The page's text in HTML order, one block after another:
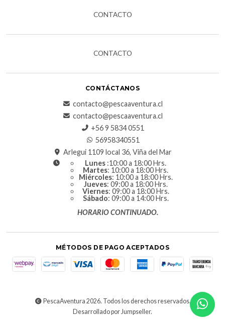
CONTACTO
CONTACTO
CONTÁCTANOS
contacto@pescaaventura.cl
contacto@pescaaventura.cl
+56 9 5834 0551
56958340551
Arlegui 1109 local 36, Viña del Mar
Lunes :10:00 a 18:00 Hrs.
Martes: 10:00 a 18:00 Hrs.
Miércoles: 10:00 a 18:00 Hrs.
Jueves: 09:00 a 18:00 Hrs.
Viernes: 09:00 a 18:00 Hrs.
Sábado: 09:00 a 14:00 Hrs.
HORARIO CONTINUADO.
MÉTODOS DE PAGO ACEPTADOS
PescaAventura 2026. Todos los derechos reservados.
Desarrollado por Jumpseller.